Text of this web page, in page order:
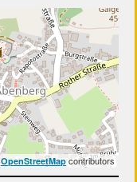
OpenStreetMapcontributors